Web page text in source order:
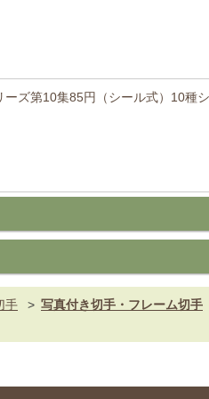
ーズ第10集85円（シール式）10種
手 > 写真付き切手・フレーム切手